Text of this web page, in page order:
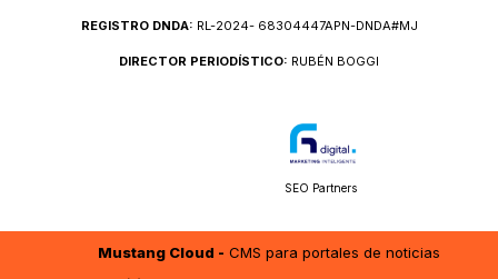
REGISTRO DNDA: RL-2024- 68304447APN-DNDA#MJ
DIRECTOR PERIODÍSTICO: RUBÉN BOGGI
SEO Partners
Mustang Cloud - CMS para portales de noticias